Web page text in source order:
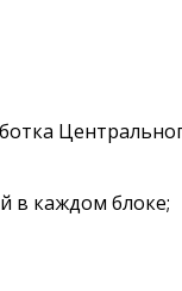
в каждом блоке;